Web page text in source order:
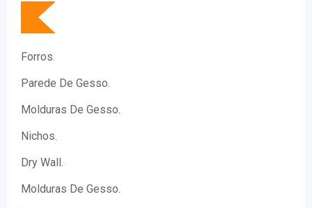
Forros.
Parede De Gesso.
Molduras De Gesso.
Nichos.
Dry Wall.
Molduras De Gesso.